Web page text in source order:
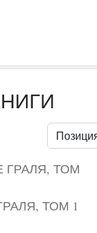
ТОМ 1